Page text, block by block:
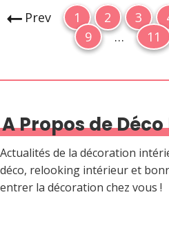
P
i
a
t
i
o
Prev
P
a
g
1
P
a
2
P
a
g
3
g
P
a
9 …
P
a
11
A Propos de
Actualités de la décoration
déco, relooking intérieur et
entrer la décoration chez vous !